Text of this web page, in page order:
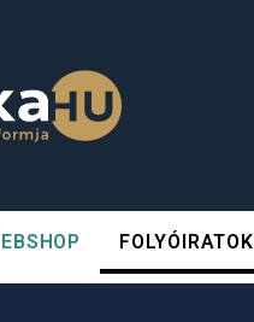
FOLYÓIRATOK